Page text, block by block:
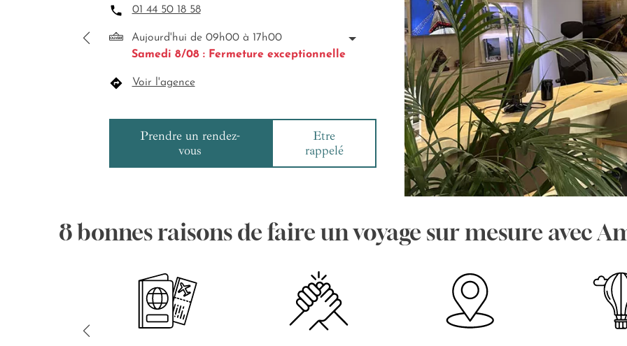
01 44 50 18 58
Aujourd'hui de 09h00 à 17h00
Samedi 8/08 : Fermeture exceptionnelle
Voir l'agence
Prendre un rendez-
vous
Etre
rappelé
8 bonnes raisons de faire un voyage sur mesure avec